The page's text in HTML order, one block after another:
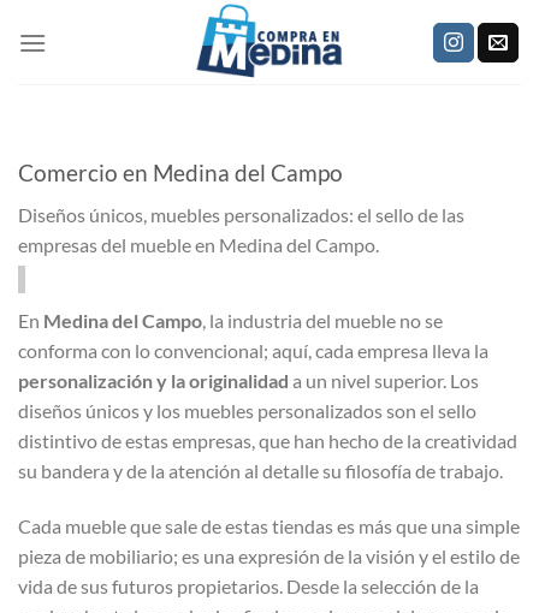
Comercio en Medina del Campo
Diseños únicos, muebles personalizados: el sello de las
empresas del mueble en Medina del Campo.
En Medina del Campo, la industria del mueble no se
conforma con lo convencional; aquí, cada empresa lleva la
personalización y la originalidad a un nivel superior. Los
diseños únicos y los muebles personalizados son el sello
distintivo de estas empresas, que han hecho de la creatividad
su bandera y de la atención al detalle su filosofía de trabajo.
Cada mueble que sale de estas tiendas es más que una simple
pieza de mobiliario; es una expresión de la visión y el estilo de
vida de sus futuros propietarios. Desde la selección de la